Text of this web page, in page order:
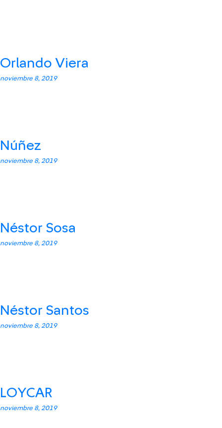
Orlando Viera
noviembre 8, 2019
Núñez
noviembre 8, 2019
Néstor Sosa
noviembre 8, 2019
Néstor Santos
noviembre 8, 2019
LOYCAR
noviembre 8, 2019